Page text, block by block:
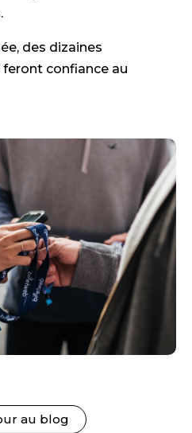
des dizaines
confiance au
au blog